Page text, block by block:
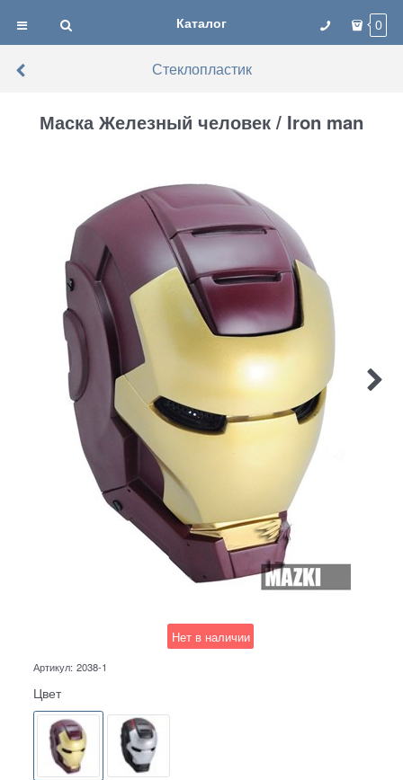
Каталог 0
Стеклопластик
Маска Железный человек / Iron man
Нет в наличии
Артикул: 2038-1
Цвет